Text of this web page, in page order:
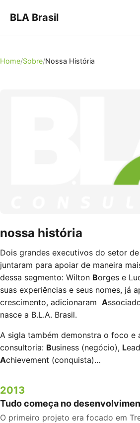
BLA Brasil
Home Sobre Nossa História
nossa história
Dois grandes executivos do setor
juntaram para apoiar de maneira
dessa segmento: Wilton Borges e
suas experiências e seus nomes, já
crescimento, adicionaram A
nasce a B.L.A. Brasil.
A sigla também demonstra o foco e
consultoria: Business (negócio), L
Achievement (conquista)…
2013
Tudo começa no
O primeiro projeto era focado em